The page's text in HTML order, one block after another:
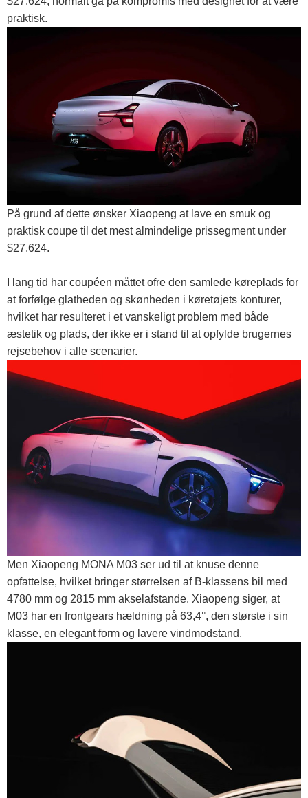
praktisk.
På grund af dette ønsker Xiaopeng at lave en smuk og
praktisk coupe til det mest almindelige prissegment under
$27.624.
I lang tid har coupéen måttet ofre den samlede køreplads for
at forfølge glatheden og skønheden i køretøjets konturer,
hvilket har resulteret i et vanskeligt problem med både
æstetik og plads, der ikke er i stand til at opfylde brugernes
rejsebehov i alle scenarier.
Men Xiaopeng MONA M03 ser ud til at knuse denne
opfattelse, hvilket bringer størrelsen af ​​B-klassens bil med
4780 mm og 2815 mm akselafstande. Xiaopeng siger, at
M03 har en frontgears hældning på 63,4°, den største i sin
klasse, en elegant form og lavere vindmodstand.